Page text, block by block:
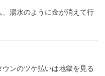
湯水のように金が消えて行
ンのツケ払いは地獄を見る